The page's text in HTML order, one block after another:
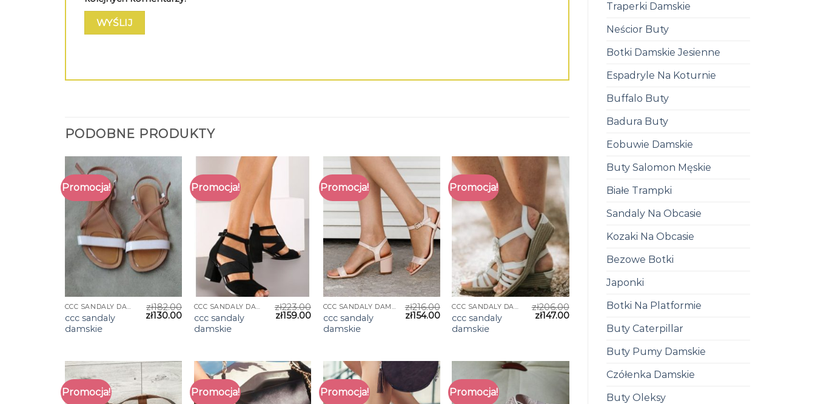
Traperki Damskie
Neścior Buty
Botki Damskie Jesienne
Espadryle Na Koturnie
Buffalo Buty
Badura Buty
Eobuwie Damskie
Buty Salomon Męskie
Białe Trampki
Sandaly Na Obcasie
Kozaki Na Obcasie
Bezowe Botki
Japonki
Botki Na Platformie
Buty Caterpillar
Buty Pumy Damskie
Czółenka Damskie
Buty Oleksy
PODOBNE PRODUKTY
Promocja!
CCC SANDALY DAMSKIE
ccc sandaly
damskie
zł182.00
zł130.00
Promocja!
CCC SANDALY DAMSKIE
ccc sandaly
damskie
zł223.00
zł159.00
Promocja!
CCC SANDALY DAMSKIE
ccc sandaly
damskie
zł216.00
zł154.00
Promocja!
CCC SANDALY DAMSKIE
ccc sandaly
damskie
zł206.00
zł147.00
Promocja! Promocja! Promocja! Promocja!